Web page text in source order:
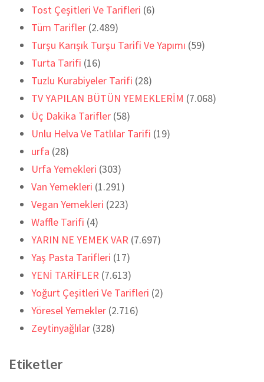
Tost Çeşitleri Ve Tarifleri (6)
Tüm Tarifler (2.489)
Turşu Karışık Turşu Tarifi Ve Yapımı (59)
Turta Tarifi (16)
Tuzlu Kurabiyeler Tarifi (28)
TV YAPILAN BÜTÜN YEMEKLERİM (7.068)
Üç Dakika Tarifler (58)
Unlu Helva Ve Tatlılar Tarifi (19)
urfa (28)
Urfa Yemekleri (303)
Van Yemekleri (1.291)
Vegan Yemekleri (223)
Waffle Tarifi (4)
YARIN NE YEMEK VAR (7.697)
Yaş Pasta Tarifleri (17)
YENİ TARİFLER (7.613)
Yoğurt Çeşitleri Ve Tarifleri (2)
Yöresel Yemekler (2.716)
Zeytinyağlılar (328)
Etiketler